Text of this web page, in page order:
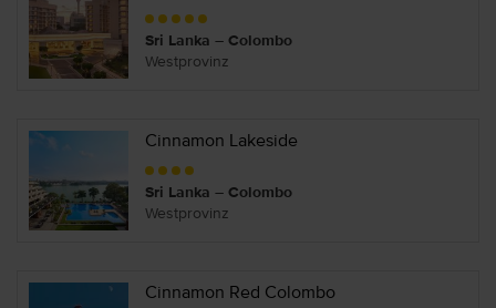
Sri Lanka – Colombo
Westprovinz
Cinnamon Lakeside
Sri Lanka – Colombo
Westprovinz
Cinnamon Red Colombo